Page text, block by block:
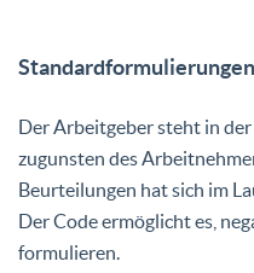
Standardformulierungen
Der Arbeitgeber steht in
zugunsten des
Beurteilungen hat sich im
Der Code ermöglicht es,
formulieren.